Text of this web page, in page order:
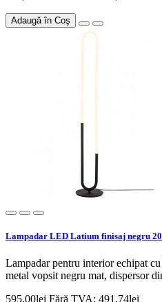
Adaugă în Coş
Lampadar LED Latium finisaj negru
Lampadar pentru interior echipat
metal vopsit negru mat, dispersor
595,00lei Fără TVA: 491,74lei